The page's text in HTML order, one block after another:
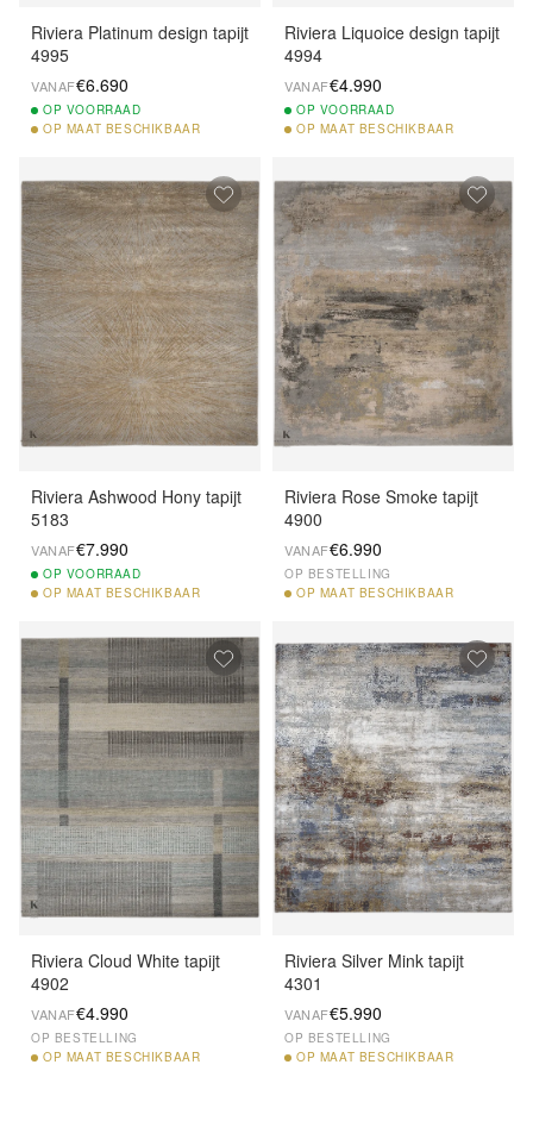
Riviera Platinum design tapijt
4995
VANAF€6.690
OP VOORRAAD
OP MAAT BESCHIKBAAR
Riviera Liquoice design tapijt
4994
VANAF€4.990
OP VOORRAAD
OP MAAT BESCHIKBAAR
Riviera Ashwood Hony tapijt
5183
VANAF€7.990
OP VOORRAAD
OP MAAT BESCHIKBAAR
Riviera Rose Smoke tapijt
4900
VANAF€6.990
OP BESTELLING
OP MAAT BESCHIKBAAR
Riviera Cloud White tapijt
4902
VANAF€4.990
OP BESTELLING
OP MAAT BESCHIKBAAR
Riviera Silver Mink tapijt
4301
VANAF€5.990
OP BESTELLING
OP MAAT BESCHIKBAAR